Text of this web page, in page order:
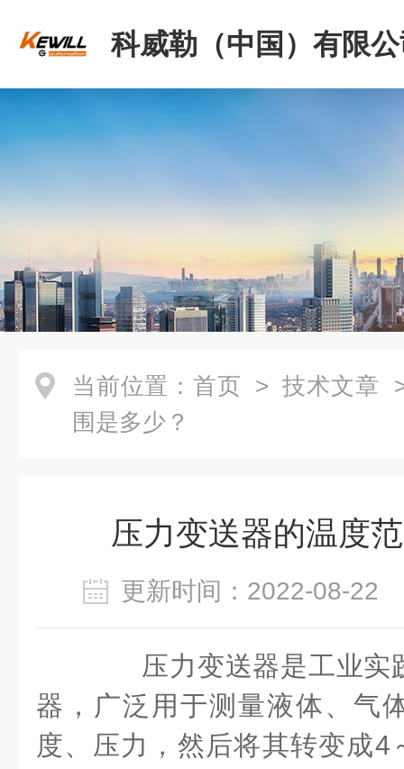
科威勒（中国）有限
当前位置： 首页 > 技术文章
围是多少？
压力变送器的温度
更新时间：2022-08-
压力变送器是工业实
器，广泛用于测量液体、气
度、压力，然后将其转变成4